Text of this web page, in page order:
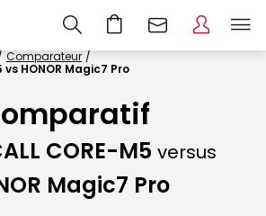
Comparateur
vs HONOR Magic7 Pro
CORE-M5 versus
Magic7 Pro